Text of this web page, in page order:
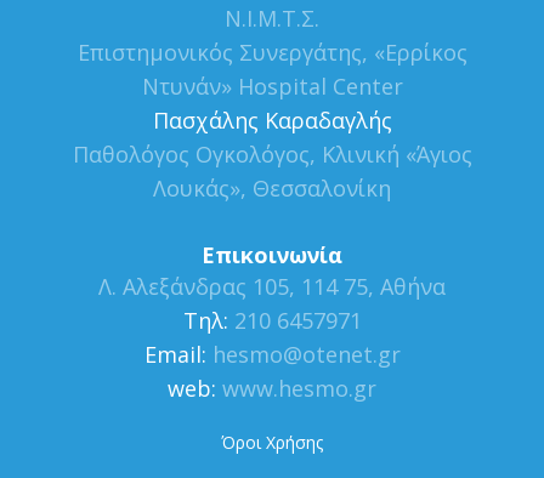
Ν.Ι.Μ.Τ.Σ.
Επιστημονικός Συνεργάτης, «Ερρίκος
Ντυνάν» Hospital Center
Πασχάλης Καραδαγλής
Παθολόγος Ογκολόγος, Κλινική «Άγιος
Λουκάς», Θεσσαλονίκη
Επικοινωνία
Λ. Αλεξάνδρας 105, 114 75, Αθήνα
Τηλ: 210 6457971
Εmail: hesmo@otenet.gr
web: www.hesmo.gr
Όροι Χρήσης